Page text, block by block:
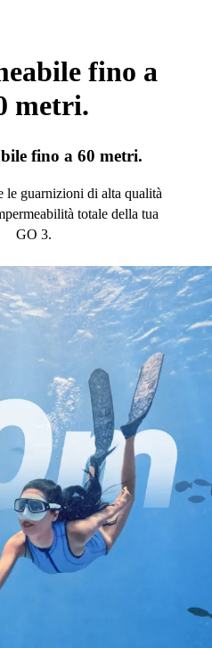
fino a
metri.
fino a 60 metri.
le guarnizioni di alta qualità
totale della tua
GO 3.